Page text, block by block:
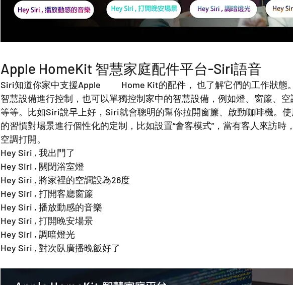
Apple HomeKit 智慧家庭配件平台-Siri語音
Siri知道你家中支援Apple	Home Kit的配件， 也了解它們的工作狀態。你可以利用Siri對
智慧設備進行控制，也可以單獨控制家中的智慧設備，例如燈、窗簾、
等等。比如Siri說早上好，Siri就會聰明的幫你拉開窗簾、啟動咖啡機。
的習慣對場景進行個性化的定制，比如設置“會客模式”，當有客人來訪時
空調打開。
Hey Siri , 我出門了
Hey Siri , 關閉浴室燈
Hey Siri , 將家裡的空調設為26度
Hey Siri , 打開客廳窗簾
Hey Siri , 播放動感的音樂
Hey Siri , 打開晚安場景
Hey Siri , 調暗燈光
Hey Siri , 對次臥廣播晚飯好了